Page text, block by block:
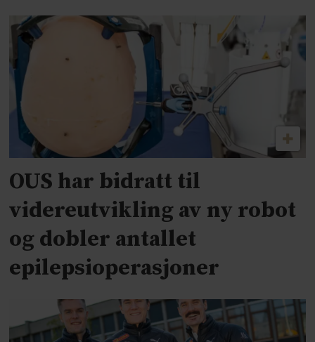
OUS har bidratt til
videreutvikling av ny robot
og dobler antallet
epilepsioperasjoner